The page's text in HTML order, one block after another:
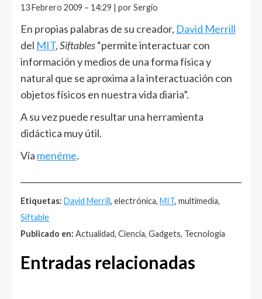
13 Febrero 2009 – 14:29 | por Sergio
En propias palabras de su creador, David Merrill
del MIT,Siftables“permite interactuar con
información y medios de una forma física y
natural que se aproxima a la interactuación con
objetos físicos en nuestra vida diaria”.
A su vez puede resultar una herramienta
didáctica muy útil.
Vía menéme.
Etiquetas: David Merrill, electrónica, MIT, multimedia,
Siftable
Publicado en: Actualidad, Ciencia, Gadgets, Tecnología
Entradas relacionadas